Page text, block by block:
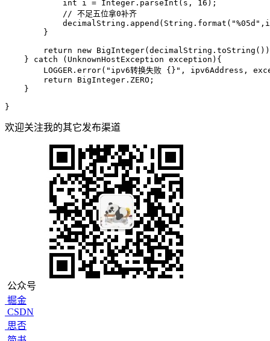
int i = Integer.parseInt(s, 16 );
// 不足五位拿0补齐
            decimalString.append(String.format(
"%05d"
        }
return
new BigInteger
    }
catch (UnknownHostException exception){
        LOGGER.error(
"ipv6转换失败 {}" , ipv6Address,
return BigInteger.ZERO;
    }
}
欢迎关注我的其它发布渠道
公众号
掘金
CSDN
思否